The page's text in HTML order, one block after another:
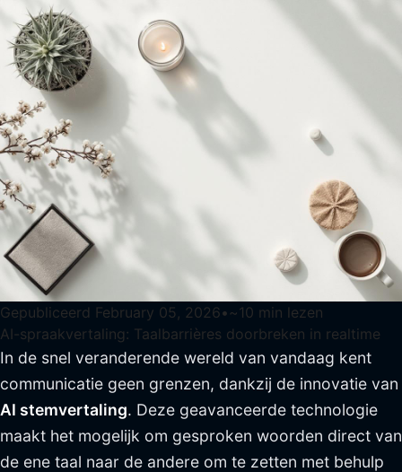
Gepubliceerd February 05, 2026• ~10 min lezen
AI-spraakvertaling: Taalbarrières doorbreken in realtime
In de snel veranderende wereld van vandaag kent
communicatie geen grenzen, dankzij de innovatie van
AI stemvertaling. Deze geavanceerde technologie
maakt het mogelijk om gesproken woorden direct van
de ene taal naar de andere om te zetten met behulp